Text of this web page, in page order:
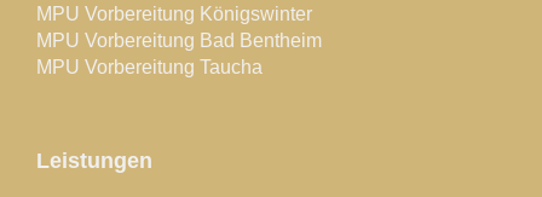
MPU Vorbereitung Königswinter
MPU Vorbereitung Bad Bentheim
MPU Vorbereitung Taucha
Leistungen